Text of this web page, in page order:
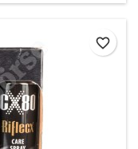
favorite_border